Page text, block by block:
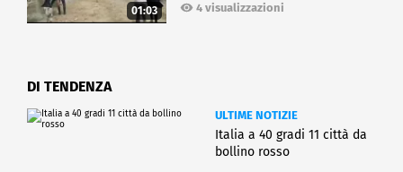
01:03 4 visualizzazioni
DI TENDENZA
ULTIME NOTIZIE
Italia a 40 gradi 11 città da
bollino rosso